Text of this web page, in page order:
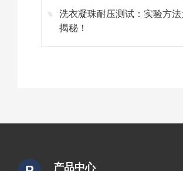
洗衣凝珠耐压测试：实验方法
揭秘！
产品中心